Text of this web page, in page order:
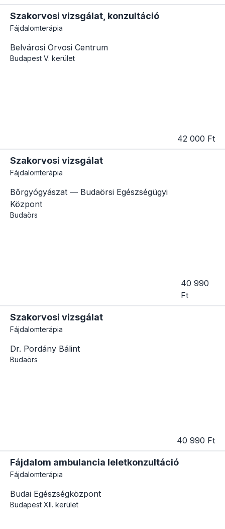
Szakorvosi vizsgálat, konzultáció
Fájdalomterápia
Belvárosi Orvosi Centrum
Budapest V. kerület
42 000 Ft
Szakorvosi vizsgálat
Fájdalomterápia
Bőrgyógyászat — Budaörsi Egészségügyi
Központ
Budaörs
40 990
Ft
Szakorvosi vizsgálat
Fájdalomterápia
Dr. Pordány Bálint
Budaörs
40 990 Ft
Fájdalom ambulancia leletkonzultáció
Fájdalomterápia
Budai Egészségközpont
Budapest XII. kerület